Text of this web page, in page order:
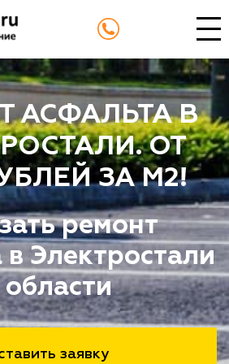
АСФАЛЬТА В
ОТ
ЗА М2!
ремонт
в Электростали
области
заявку